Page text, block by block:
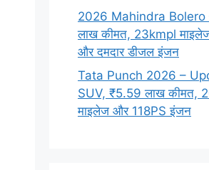
2026 Mahindra Bolero
लाख कीमत, 23kmpl
और दमदार डीजल इंजन
Tata Punch 2026 –
SUV, ₹5.59 लाख कीमत,
माइलेज और 118PS इंजन